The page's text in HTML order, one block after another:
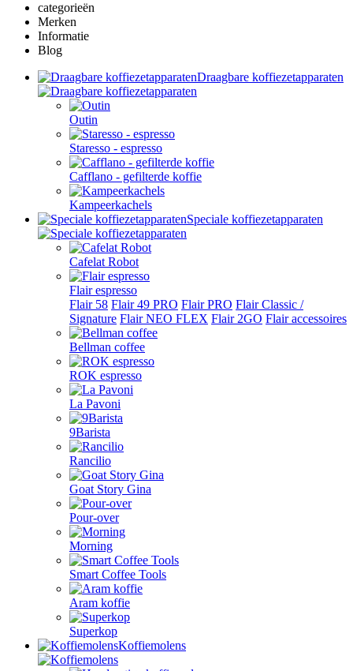
categorieën
Merken
Informatie
Blog
Draagbare koffiezetapparaten
Outin
Staresso - espresso
Cafflano - gefilterde koffie
Kampeerkachels
Speciale koffiezetapparaten
Cafelat Robot
Flair espresso
Flair 58 Flair 49 PRO Flair PRO Flair Classic /
Signature Flair NEO FLEX Flair 2GO Flair accessoires
Bellman coffee
ROK espresso
La Pavoni
9Barista
Rancilio
Goat Story Gina
Pour-over
Morning
Smart Coffee Tools
Aram koffie
Superkop
Koffiemolens